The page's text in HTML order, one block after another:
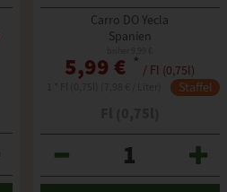
Carro DO Yecla
Spanien
5,99 € * / Fl (0,75l)
Staffel